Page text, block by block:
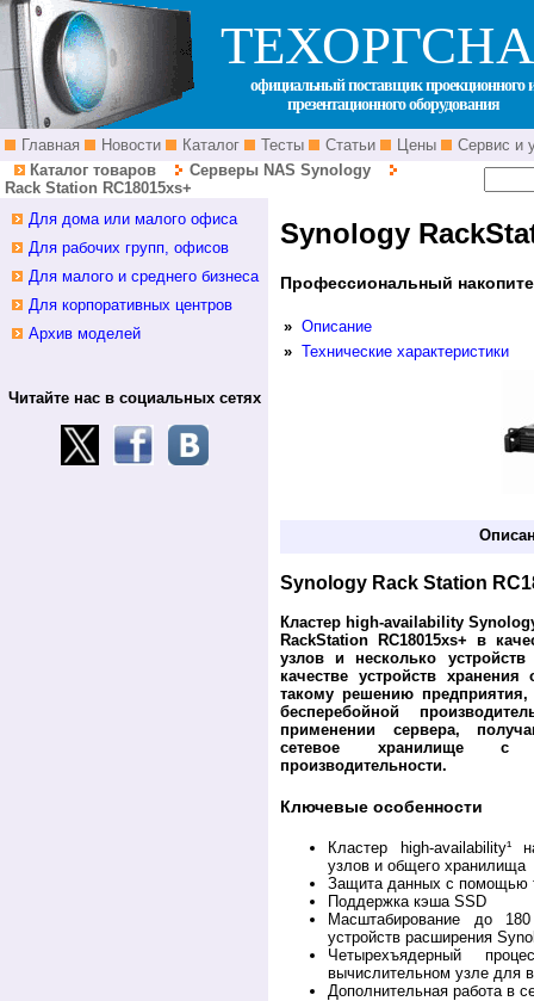
официальный поставщик проекционного
презентационного оборудования
Главная Новости Каталог Тесты Статьи Цены
Сервис и
Каталог товаров
Серверы NAS Synology
Rack Station RC18015xs+
Synology
Профессиональный
» Описание
» Технические характеристики
Synology Rack Station
Кластер high-availability
RackStation RC18015xs+ в
узлов и несколько
качестве устройств
такому решению
бесперебойной
применении сервера,
сетевое хранилище с
производительности.
Ключевые особенности
Кластер high-availability¹
узлов и общего хранилища
Защита данных с помощью
Поддержка кэша SSD
Масштабирование до
устройств расширения
Четырехъядерный
вычислительном узле для
Дополнительная работа в
Для дома или малого офиса
Для рабочих групп, офисов
Для малого и среднего бизнеса
Для корпоративных центров
Архив моделей
Читайте нас в социальных сетях